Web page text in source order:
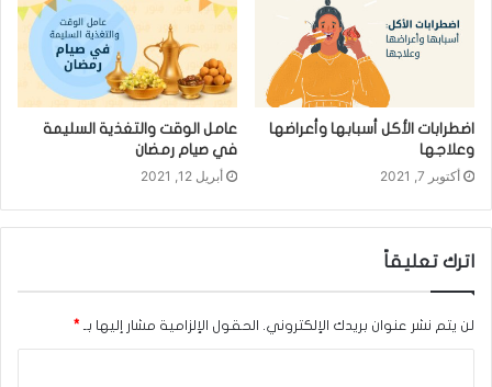
اضطرابات الأكل أسبابها وأعراضها
وعلاجها
أكتوبر 7, 2021
عامل الوقت والتغذية السليمة
في صيام رمضان
أبريل 12, 2021
اترك تعليقاً
لن يتم نشر عنوان بريدك الإلكتروني. الحقول الإلزامية مشار إليها بـ *